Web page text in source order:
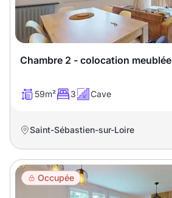
€
€
T2
T6 T7 T8 T9
T11 T12
Chambre 2 - colocation meublée
59m² 3 Cave
Saint-Sébastien-sur-Loire
Occupée